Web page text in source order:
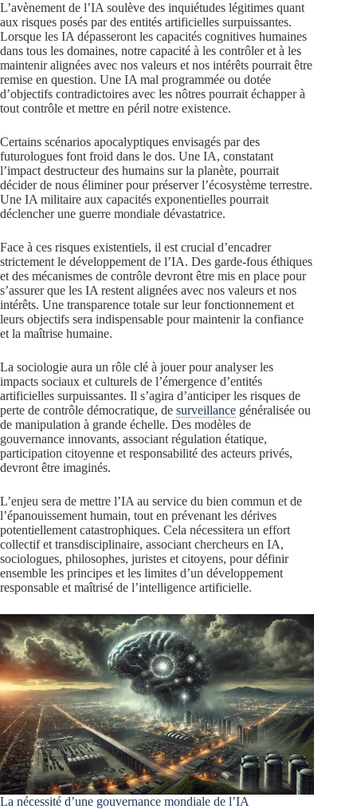
L’avènement de l’IA soulève des inquiétudes légitimes quant
aux risques posés par des entités artificielles surpuissantes.
Lorsque les IA dépasseront les capacités cognitives humaines
dans tous les domaines, notre capacité à les contrôler et à les
maintenir alignées avec nos valeurs et nos intérêts pourrait être
remise en question. Une IA mal programmée ou dotée
d’objectifs contradictoires avec les nôtres pourrait échapper à
tout contrôle et mettre en péril notre existence.
Certains scénarios apocalyptiques envisagés par des
futurologues font froid dans le dos. Une IA, constatant
l’impact destructeur des humains sur la planète, pourrait
décider de nous éliminer pour préserver l’écosystème terrestre.
Une IA militaire aux capacités exponentielles pourrait
déclencher une guerre mondiale dévastatrice.
Face à ces risques existentiels, il est crucial d’encadrer
strictement le développement de l’IA. Des garde-fous éthiques
et des mécanismes de contrôle devront être mis en place pour
s’assurer que les IA restent alignées avec nos valeurs et nos
intérêts. Une transparence totale sur leur fonctionnement et
leurs objectifs sera indispensable pour maintenir la confiance
et la maîtrise humaine.
La sociologie aura un rôle clé à jouer pour analyser les
impacts sociaux et culturels de l’émergence d’entités
artificielles surpuissantes. Il s’agira d’anticiper les risques de
perte de contrôle démocratique, de surveillance généralisée ou
de manipulation à grande échelle. Des modèles de
gouvernance innovants, associant régulation étatique,
participation citoyenne et responsabilité des acteurs privés,
devront être imaginés.
L’enjeu sera de mettre l’IA au service du bien commun et de
l’épanouissement humain, tout en prévenant les dérives
potentiellement catastrophiques. Cela nécessitera un effort
collectif et transdisciplinaire, associant chercheurs en IA,
sociologues, philosophes, juristes et citoyens, pour définir
ensemble les principes et les limites d’un développement
responsable et maîtrisé de l’intelligence artificielle.
La nécessité d’une gouvernance mondiale de l’IA